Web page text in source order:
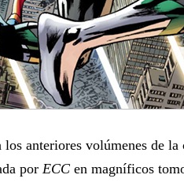
anteriores volúmenes de la
por ECC en magníficos